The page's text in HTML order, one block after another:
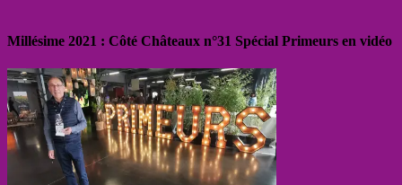
Millésime 2021 : Côté Châteaux n°31 Spécial Primeurs en vidéo